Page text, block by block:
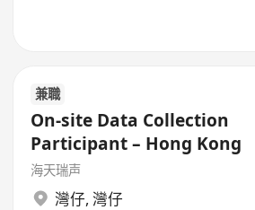
兼職
On-site Data Collection
Participant – Hong Kong
海天瑞声
灣仔, 灣仔